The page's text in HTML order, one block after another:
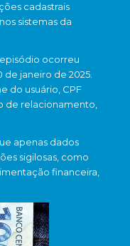
cadastrais
sistemas da
ocorreu
janeiro de 2025.
do usuário, CPF
de relacionamento,
apenas dados
sigilosas, como
financeira,